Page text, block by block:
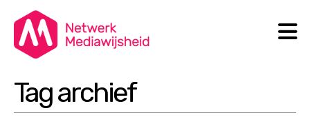
Search
Tag archief